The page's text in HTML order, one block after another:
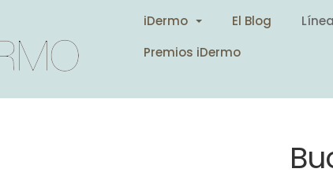
iDermo El Blog
Premios iDermo